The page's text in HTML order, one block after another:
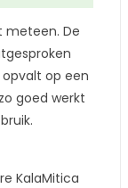
meteen. De
op een
goed werkt
KalaMitica